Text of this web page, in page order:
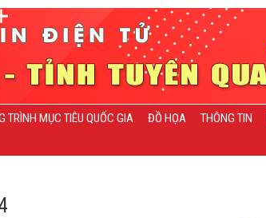
TRÌNH MỤC TIÊU QUỐC GIA ĐỒ HỌA THÔNG TIN